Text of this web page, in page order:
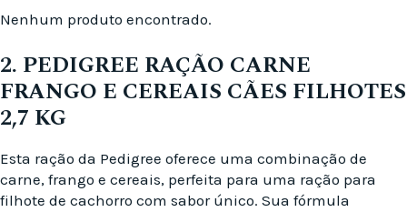
Nenhum produto encontrado.
2. PEDIGREE RAÇÃO CARNE
FRANGO E CEREAIS CÃES FILHOTES
2,7 KG
Esta ração da Pedigree oferece uma combinação de
carne, frango e cereais, perfeita para uma ração para
filhote de cachorro com sabor único. Sua fórmula